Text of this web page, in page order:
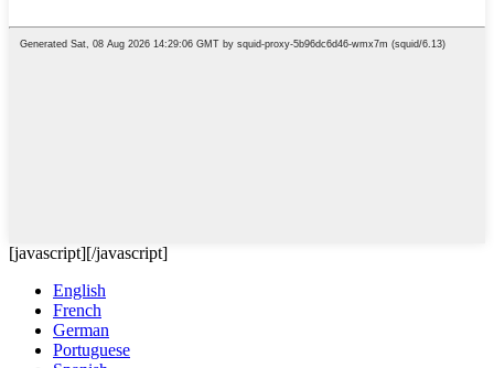
[javascript][/javascript]
English
French
German
Portuguese